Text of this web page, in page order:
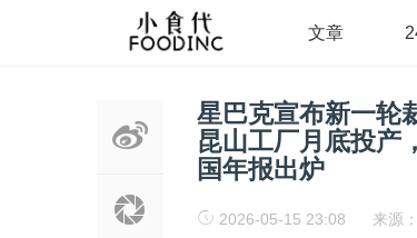
文章
星巴克宣布新一轮
昆山工厂月底投产
国年报出炉
2026-05-15 23:08 来源：